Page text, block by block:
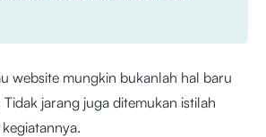
website mungkin bukanlah hal baru
jarang juga ditemukan istilah